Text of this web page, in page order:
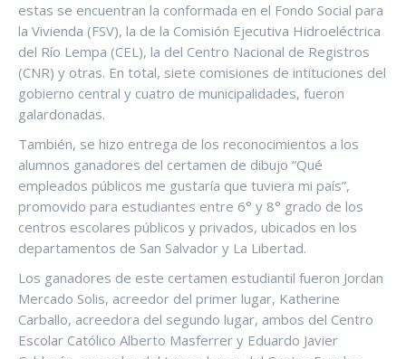
estas se encuentran la conformada en el Fondo Social para
la Vivienda (FSV), la de la Comisión Ejecutiva Hidroeléctrica
del Río Lempa (CEL), la del Centro Nacional de Registros
(CNR) y otras. En total, siete comisiones de intituciones del
gobierno central y cuatro de municipalidades, fueron
galardonadas.
También, se hizo entrega de los reconocimientos a los
alumnos ganadores del certamen de dibujo “Qué
empleados públicos me gustaría que tuviera mi país”,
promovido para estudiantes entre 6° y 8° grado de los
centros escolares públicos y privados, ubicados en los
departamentos de San Salvador y La Libertad.
Los ganadores de este certamen estudiantil fueron Jordan
Mercado Solis, acreedor del primer lugar, Katherine
Carballo, acreedora del segundo lugar, ambos del Centro
Escolar Católico Alberto Masferrer y Eduardo Javier